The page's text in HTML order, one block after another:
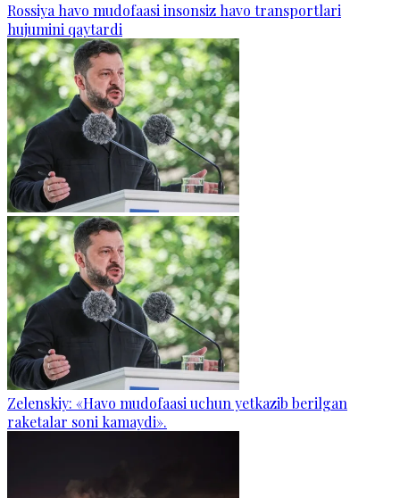
Rossiya havo mudofaasi insonsiz havo transportlari
hujumini qaytardi
Zelenskiy: «Havo mudofaasi uchun yetkazib berilgan
raketalar soni kamaydi».